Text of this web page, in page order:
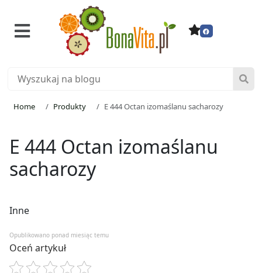
Home Produkty E 444 Octan izomaślanu sacharozy
E 444 Octan izomaślanu
sacharozy
Inne
Opublikowano ponad miesiąc temu
Oceń artykuł